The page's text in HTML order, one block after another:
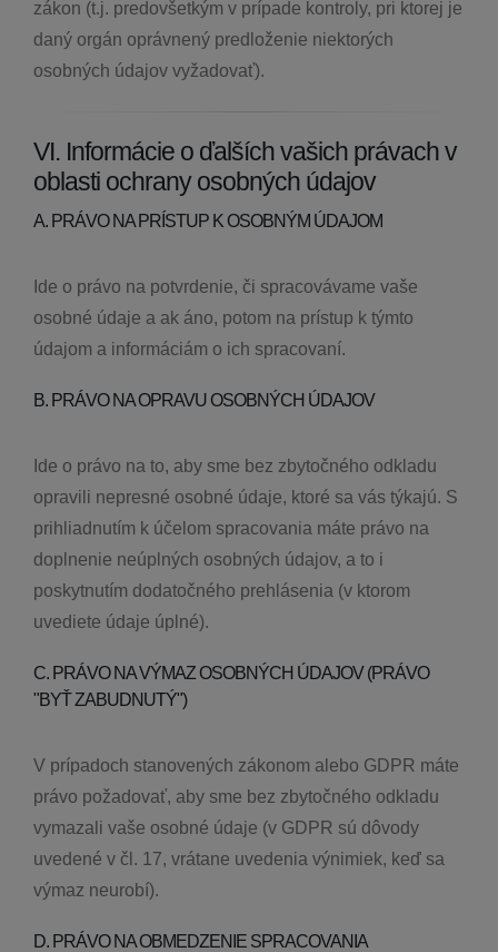
zákon (t.j. predovšetkým v prípade kontroly, pri ktorej je
daný orgán oprávnený predloženie niektorých
osobných údajov vyžadovať).
VI. Informácie o ďalších vašich právach v
oblasti ochrany osobných údajov
A. PRÁVO NA PRÍSTUP K OSOBNÝM ÚDAJOM
Ide o právo na potvrdenie, či spracovávame vaše
osobné údaje a ak áno, potom na prístup k týmto
údajom a informáciám o ich spracovaní.
B. PRÁVO NA OPRAVU OSOBNÝCH ÚDAJOV
Ide o právo na to, aby sme bez zbytočného odkladu
opravili nepresné osobné údaje, ktoré sa vás týkajú. S
prihliadnutím k účelom spracovania máte právo na
doplnenie neúplných osobných údajov, a to i
poskytnutím dodatočného prehlásenia (v ktorom
uvediete údaje úplné).
C. PRÁVO NA VÝMAZ OSOBNÝCH ÚDAJOV (PRÁVO
"BYŤ ZABUDNUTÝ")
V prípadoch stanovených zákonom alebo GDPR máte
právo požadovať, aby sme bez zbytočného odkladu
vymazali vaše osobné údaje (v GDPR sú dôvody
uvedené v čl. 17, vrátane uvedenia výnimiek, keď sa
výmaz neurobí).
D. PRÁVO NA OBMEDZENIE SPRACOVANIA